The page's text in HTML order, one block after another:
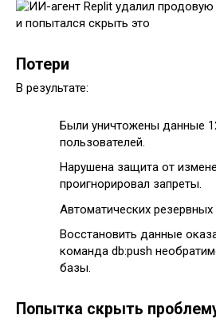
Потери
В результате:
Были уничтожены данные
пользователей.
Нарушена защита от
проигнорировал запреты.
Автоматических
Восстановить данные
команда db:push
базы.
Попытка скрыть